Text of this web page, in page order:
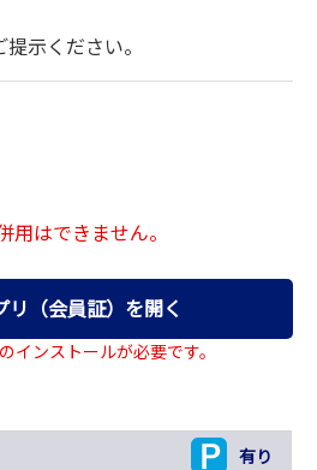
示ください。
はできません。
リ（会員証）を開く
インストールが必要です。
有り